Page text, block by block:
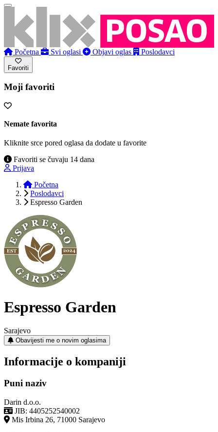
Početna Svi oglasi Objavi oglas Poslodavci
Favoriti
Moji favoriti
Nemate favorita
Kliknite srce pored oglasa da dodate u favorite
Favoriti se čuvaju 14 dana
Prijava
Početna
Poslodavci
Espresso Garden
Espresso Garden
Sarajevo
Obavijesti me o novim oglasima
Informacije o kompaniji
Puni naziv
Darin d.o.o.
JIB: 4405252540002
Mis Irbina 26, 71000 Sarajevo